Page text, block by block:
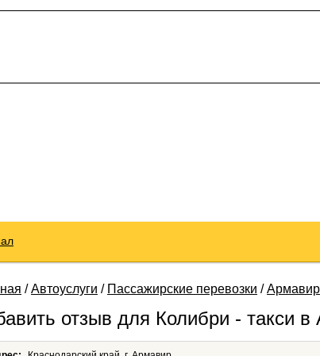
/Автоуслуги / Пассажирские перевозки /Армавир
отзыв для Колибри - такси